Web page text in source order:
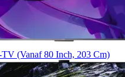
(Vanaf 80 Inch, 203 Cm)